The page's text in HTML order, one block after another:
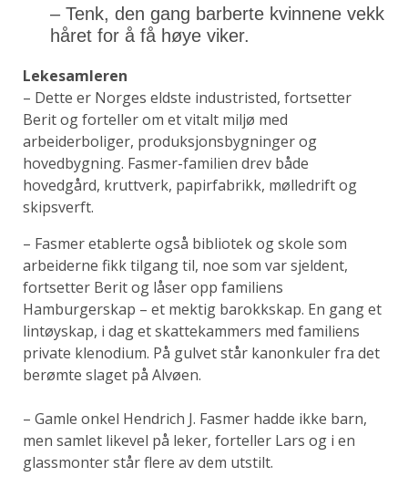
– Tenk, den gang barberte kvinnene vekk
håret for å få høye viker.
Lekesamleren
– Dette er Norges eldste industristed, fortsetter
Berit og forteller om et vitalt miljø med
arbeiderboliger, produksjonsbygninger og
hovedbygning. Fasmer-familien drev både
hovedgård, kruttverk, papirfabrikk, mølledrift og
skipsverft.
– Fasmer etablerte også bibliotek og skole som
arbeiderne fikk tilgang til, noe som var sjeldent,
fortsetter Berit og låser opp familiens
Hamburgerskap – et mektig barokkskap. En gang et
lintøyskap, i dag et skattekammers med familiens
private klenodium. På gulvet står kanonkuler fra det
berømte slaget på Alvøen.
– Gamle onkel Hendrich J. Fasmer hadde ikke barn,
men samlet likevel på leker, forteller Lars og i en
glassmonter står flere av dem utstilt.